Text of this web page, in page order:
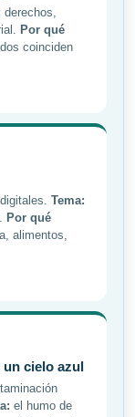
derechos,
Por qué
coinciden
Tema:
Por qué
alimentos,
cielo azul
el humo de